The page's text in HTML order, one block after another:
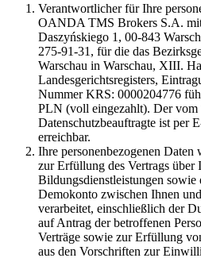
Verantwortlicher für Ihre
OANDA TMS Brokers S.A.
Daszyńskiego 1, 00-843
275-91-31, für die das
Warschau in Warschau, XIII.
Landesgerichtsregisters,
Nummer KRS: 0000204776
PLN (voll eingezahlt). Der vom
Datenschutzbeauftragte ist per
erreichbar.
Ihre personenbezogenen Daten
zur Erfüllung des Vertrags über
Bildungsdienstleistungen sowie
Demokonto zwischen Ihnen
verarbeitet, einschließlich der
auf Antrag der betroffenen
Verträge sowie zur Erfüllung
aus den Vorschriften zur